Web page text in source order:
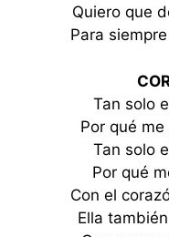
Quiero que
Para
Tan solo
Por qué
Tan solo
Por qué
Con el
Ella